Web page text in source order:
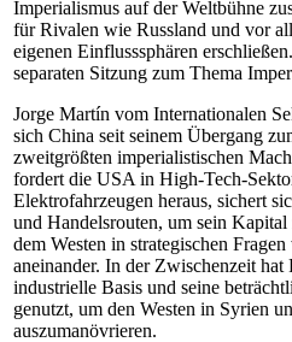
Imperialismus auf der Weltbühne
für Rivalen wie Russland und vor
eigenen Einflusssphären
separaten Sitzung zum Thema
Jorge Martín vom Internationalen
sich China seit seinem Übergang
zweitgrößten imperialistischen
fordert die USA in High-Tech-
Elektrofahrzeugen heraus, sichert
und Handelsrouten, um sein
dem Westen in strategischen
aneinander. In der Zwischenzeit hat
industrielle Basis und seine
genutzt, um den Westen in Syrien
auszumanövrieren.